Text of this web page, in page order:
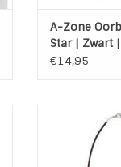
A-Zone
Star | Zwart
€14,95
Koord ketting
A-